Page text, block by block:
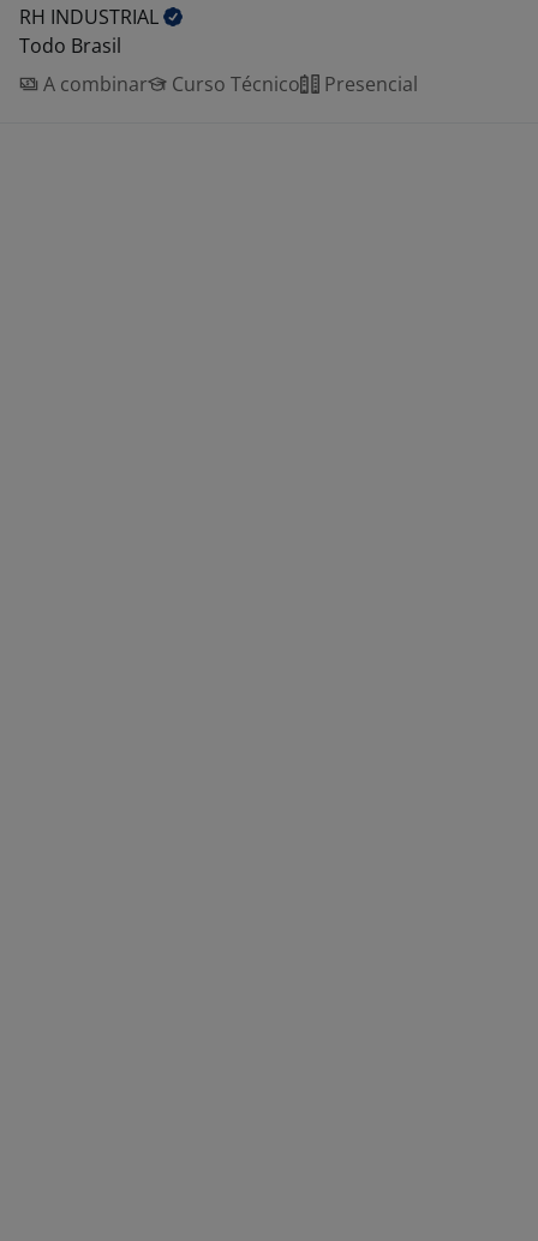
RH INDUSTRIAL
Todo Brasil
A combinar
Curso Técnico Presencial